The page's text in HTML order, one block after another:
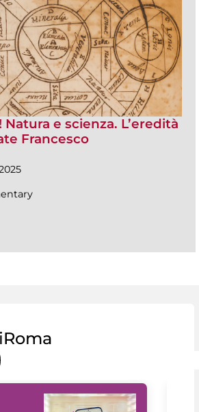
Natura e scienza. L’eredità
Francesco